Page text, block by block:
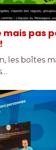
mais pas
les boîtes